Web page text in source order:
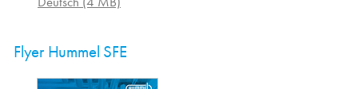
Flyer Hummel SFE